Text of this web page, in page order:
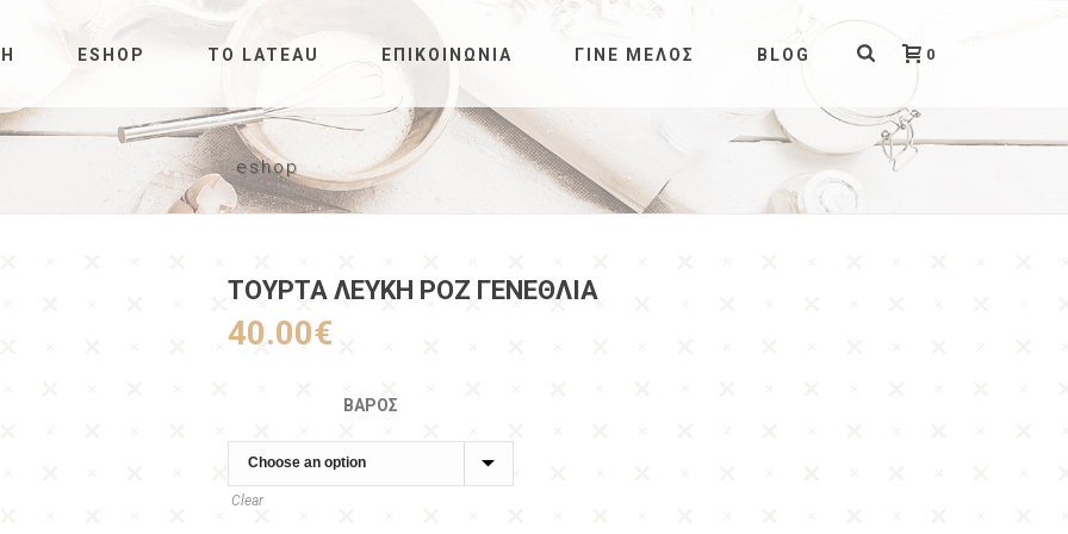
ESHOP ΤΟ LATEAU ΕΠΙΚΟΙΝΩΝΊΑ ΓΊΝΕ ΜΈΛΟΣ BLOG 0
eshop
ΤΟΥΡΤΑ ΛΕΥΚΉ ΡΟΖ ΓΕΝΈΘΛΙΑ
40.00€
ΒΆΡΟΣ
Clear